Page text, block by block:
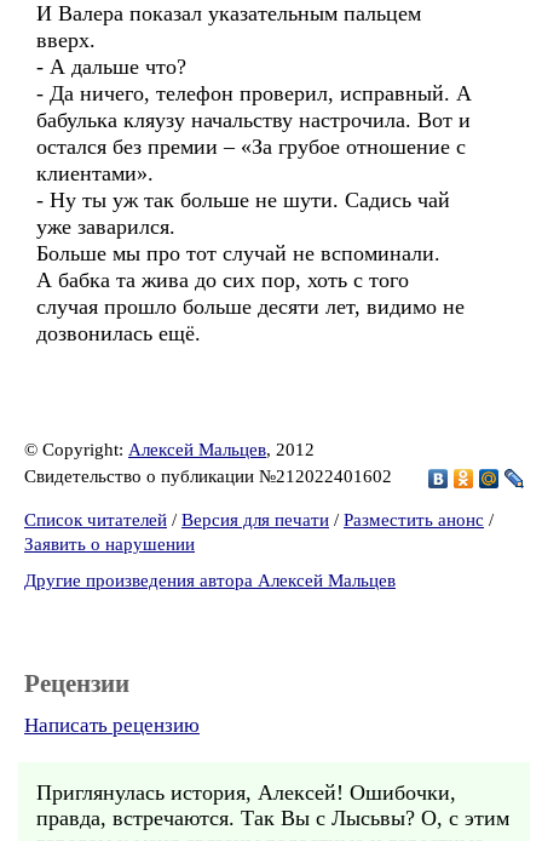
И Валера показал указательным пальцем
вверх.
- А дальше что?
- Да ничего, телефон проверил, исправный. А
бабулька кляузу начальству настрочила. Вот и
остался без премии – «За грубое отношение с
клиентами».
- Ну ты уж так больше не шути. Садись чай
уже заварился.
Больше мы про тот случай не вспоминали.
А бабка та жива до сих пор, хоть с того
случая прошло больше десяти лет, видимо не
дозвонилась ещё.
© Copyright: Алексей Мальцев, 2012
Свидетельство о публикации №212022401602
Список читателей / Версия для печати / Разместить анонс /
Заявить о нарушении
Другие произведения автора Алексей Мальцев
Рецензии
Написать рецензию
Приглянулась история, Алексей! Ошибочки,
правда, встречаются. Так Вы с Лысьвы? О, с этим